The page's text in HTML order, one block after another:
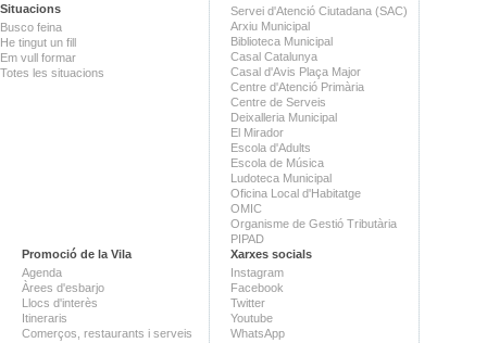
Situacions
Busco feina
He tingut un fill
Em vull formar
Totes les situacions
Servei d'Atenció Ciutadana (SAC)
Arxiu Municipal
Biblioteca Municipal
Casal Catalunya
Casal d'Avis Plaça Major
Centre d'Atenció Primària
Centre de Serveis
Deixalleria Municipal
El Mirador
Escola d'Adults
Escola de Música
Ludoteca Municipal
Oficina Local d'Habitatge
OMIC
Organisme de Gestió Tributària
PIPAD
Promoció de la Vila
Agenda
Àrees d'esbarjo
Llocs d'interès
Itineraris
Comerços, restaurants i serveis
Xarxes socials
Instagram
Facebook
Twitter
Youtube
WhatsApp